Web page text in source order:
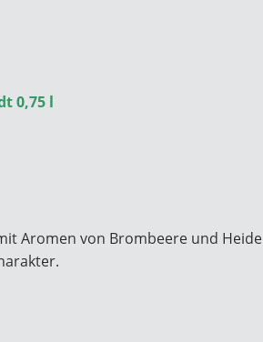
0,75 l
Aromen von Brombeere und